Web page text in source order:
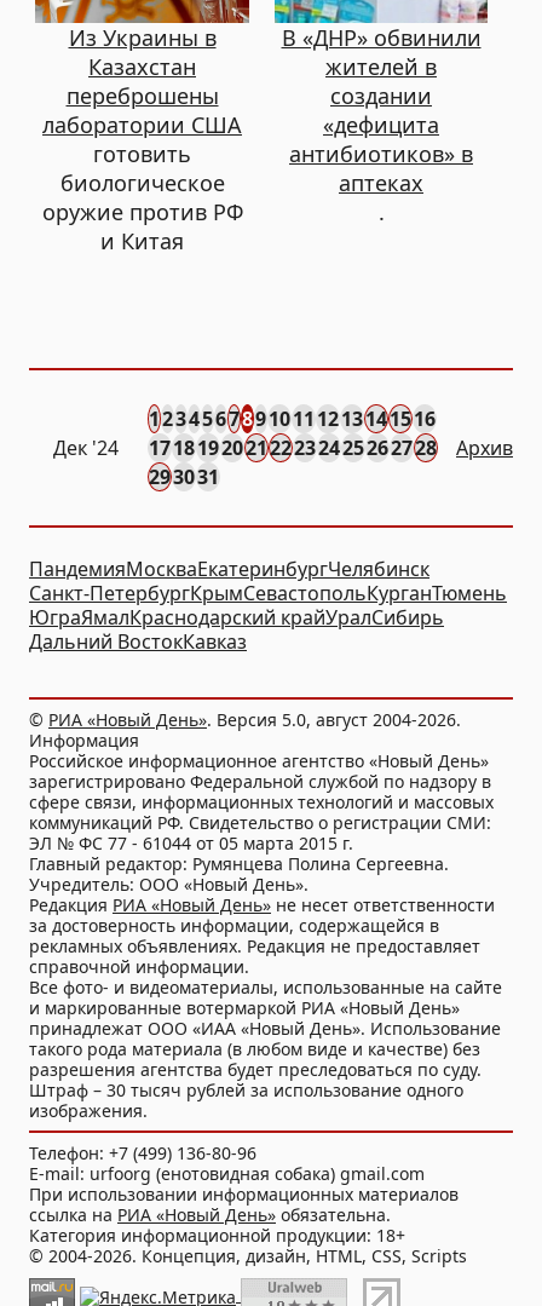
Из Украины в
Казахстан
переброшены
лаборатории США
готовить
биологическое
оружие против РФ
и Китая
В «ДНР» обвинили
жителей в
создании
«дефицита
антибиотиков» в
аптеках
.
Дек '24
12345678910111213141516
171819202122232425262728
293031
Архив
ПандемияМоскваЕкатеринбургЧелябинск
Санкт-ПетербургКрымСевастопольКурганТюмень
ЮграЯмалКраснодарский крайУралСибирь
Дальний ВостокКавказ
© РИА «Новый День». Версия 5.0, август 2004-2026.
Информация
Российское информационное агентство «Новый День»
зарегистрировано Федеральной службой по надзору в
сфере связи, информационных технологий и массовых
коммуникаций РФ. Свидетельство о регистрации СМИ:
ЭЛ № ФС 77 - 61044 от 05 марта 2015 г.
Главный редактор: Румянцева Полина Сергеевна.
Учредитель: ООО «Новый День».
Редакция РИА «Новый День» не несет ответственности
за достоверность информации, содержащейся в
рекламных объявлениях. Редакция не предоставляет
справочной информации.
Все фото- и видеоматериалы, использованные на сайте
и маркированные вотермаркой РИА «Новый День»
принадлежат ООО «ИАА «Новый День». Использование
такого рода материала (в любом виде и качестве) без
разрешения агентства будет преследоваться по суду.
Штраф – 30 тысяч рублей за использование одного
изображения.
Телефон: +7 (499) 136-80-96
E-mail: urfoorg (енотовидная собака) gmail.com
При использовании информационных материалов
ссылка на РИА «Новый День» обязательна.
Категория информационной продукции: 18+
© 2004-2026. Концепция, дизайн, HTML, CSS, Scripts